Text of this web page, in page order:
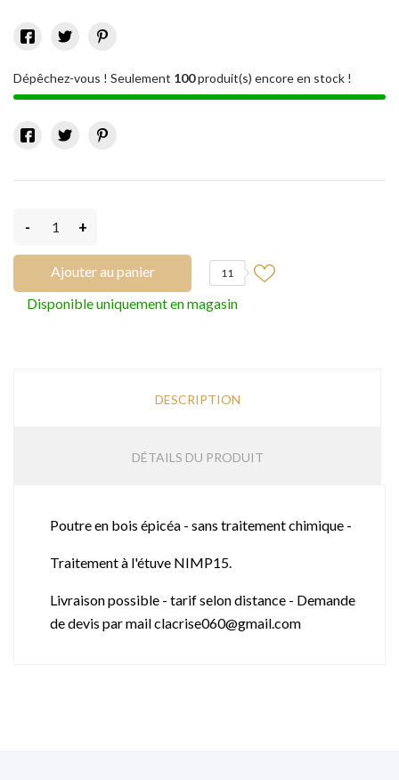
Dépêchez-vous ! Seulement 100produit(s) encore en stock !
- +
Ajouter au panier 11
Disponible uniquement en magasin
DESCRIPTION
DÉTAILS DU PRODUIT
Poutre en bois épicéa - sans traitement chimique -
Traitement à l'étuve NIMP15.
Livraison possible - tarif selon distance - Demande
de devis par mail clacrise060@gmail.com